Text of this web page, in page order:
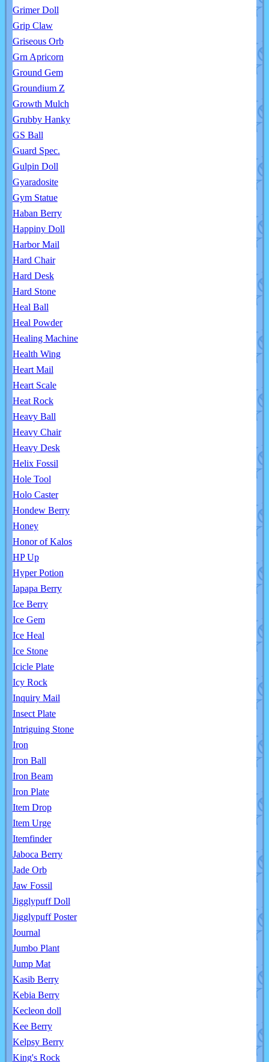
Grimer Doll
Grip Claw
Griseous Orb
Grn Apricorn
Ground Gem
Groundium Z
Growth Mulch
Grubby Hanky
GS Ball
Guard Spec.
Gulpin Doll
Gyaradosite
Gym Statue
Haban Berry
Happiny Doll
Harbor Mail
Hard Chair
Hard Desk
Hard Stone
Heal Ball
Heal Powder
Healing Machine
Health Wing
Heart Mail
Heart Scale
Heat Rock
Heavy Ball
Heavy Chair
Heavy Desk
Helix Fossil
Hole Tool
Holo Caster
Hondew Berry
Honey
Honor of Kalos
HP Up
Hyper Potion
Iapapa Berry
Ice Berry
Ice Gem
Ice Heal
Ice Stone
Icicle Plate
Icy Rock
Inquiry Mail
Insect Plate
Intriguing Stone
Iron
Iron Ball
Iron Beam
Iron Plate
Item Drop
Item Urge
Itemfinder
Jaboca Berry
Jade Orb
Jaw Fossil
Jigglypuff Doll
Jigglypuff Poster
Journal
Jumbo Plant
Jump Mat
Kasib Berry
Kebia Berry
Kecleon doll
Kee Berry
Kelpsy Berry
King's Rock